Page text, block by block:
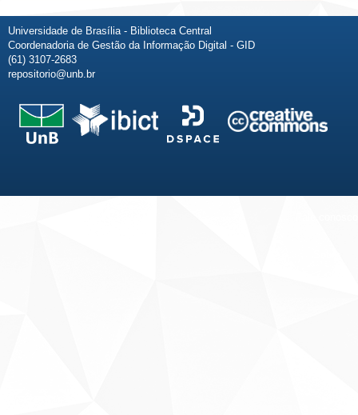
Universidade de Brasília - Biblioteca Central
Coordenadoria de Gestão da Informação Digital - GID
(61) 3107-2683
repositorio@unb.br